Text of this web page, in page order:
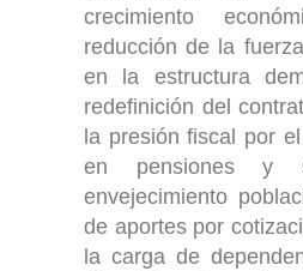
crecimiento
reducción de la
en la estructura
redefinición del
la presión fiscal por
en pensiones y
envejecimiento
de aportes por
la carga de